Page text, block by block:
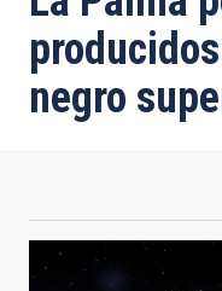
ayuda
a
la
negro